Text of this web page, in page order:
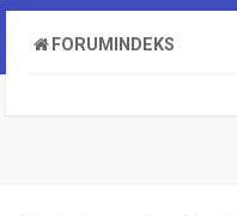
FORUMINDEKS